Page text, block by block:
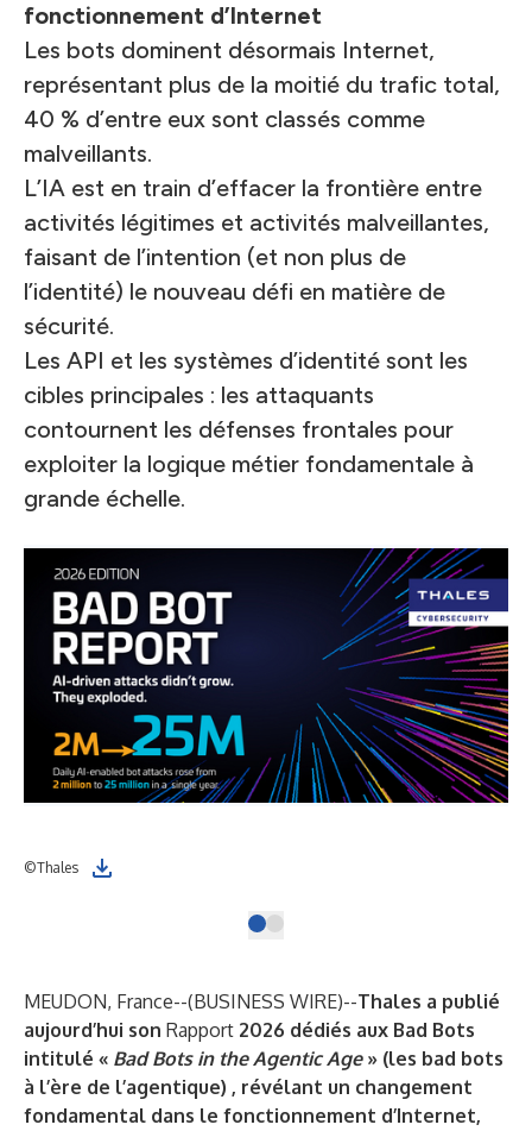
fonctionnement d’Internet
Les bots dominent désormais Internet,
représentant plus de la moitié du trafic total,
40 % d’entre eux sont classés comme
malveillants.
L’IA est en train d’effacer la frontière entre
activités légitimes et activités malveillantes,
faisant de l’intention (et non plus de
l’identité) le nouveau défi en matière de
sécurité.
Les API et les systèmes d’identité sont les
cibles principales : les attaquants
contournent les défenses frontales pour
exploiter la logique métier fondamentale à
grande échelle.
©Thales
MEUDON, France--(BUSINESS WIRE)--Thales a publié
aujourd’hui son Rapport 2026 dédiés aux Bad Bots
intitulé « Bad Bots in the Agentic Age» (les bad bots
à l’ère de l’agentique) , révélant un changement
fondamental dans le fonctionnement d’Internet,